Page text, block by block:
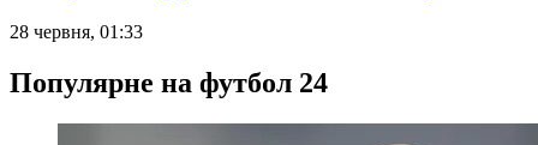
28 червня, 01:33
Популярне на футбол 24